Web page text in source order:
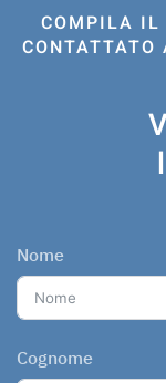
COMPILA IL
CONTATTATO
Nome
Cognome